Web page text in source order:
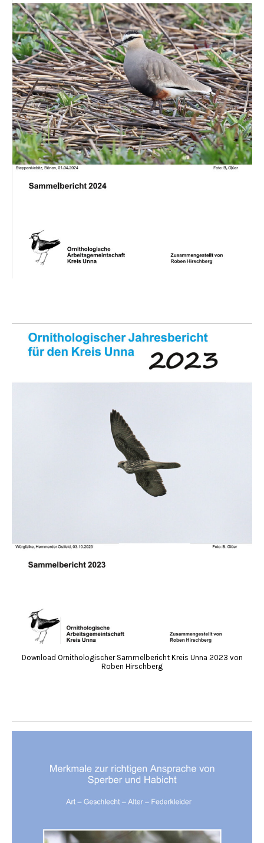
Download Ornithologischer Sammelbericht Kreis Unna 2023 von
Roben Hirschberg